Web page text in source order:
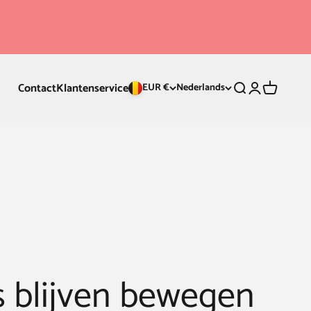
ContactKlantenservice EUR € Nederlands Zoeken
Inloggen
blijven bewegen